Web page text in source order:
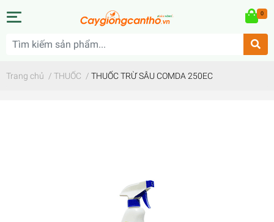
0
Trang chủ / THUỐC / THUỐC TRỪ SÂU COMDA 250EC